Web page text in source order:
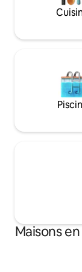
Maisons